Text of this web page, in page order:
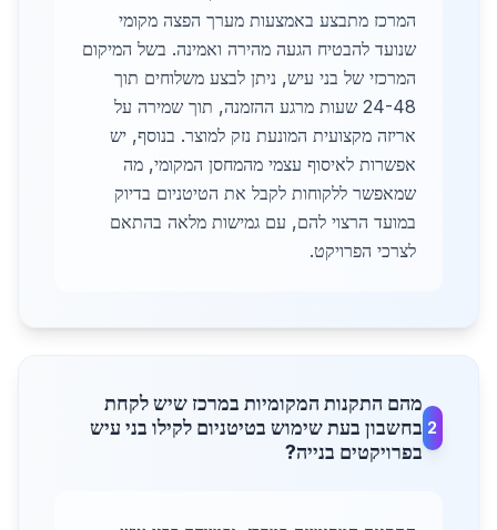
המרכז מתבצע באמצעות מערך הפצה מקומי
שנועד להבטיח הגעה מהירה ואמינה. בשל המיקום
המרכזי של בני עיש, ניתן לבצע משלוחים תוך
24-48 שעות מרגע ההזמנה, תוך שמירה על
אריזה מקצועית המונעת נזק למוצר. בנוסף, יש
אפשרות לאיסוף עצמי מהמחסן המקומי, מה
שמאפשר ללקוחות לקבל את הטיטניום בדיוק
במועד הרצוי להם, עם גמישות מלאה בהתאם
לצרכי הפרויקט.
2
מהם התקנות המקומיות במרכז שיש לקחת
בחשבון בעת שימוש בטיטניום לקילו בני עיש
בפרויקטים בנייה?